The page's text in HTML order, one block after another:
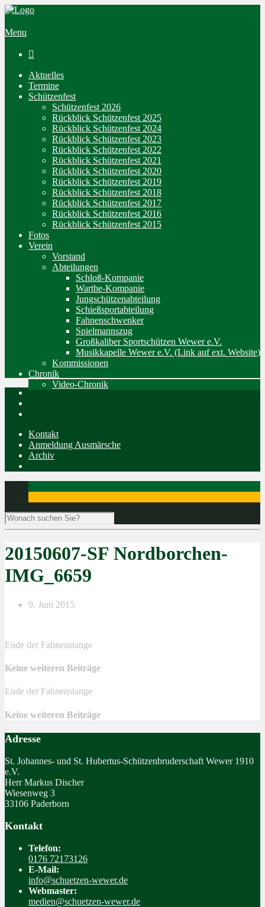
Menu

Aktuelles
Termine
Schützenfest
Schützenfest 2026
Rückblick Schützenfest 2025
Rückblick Schützenfest 2024
Rückblick Schützenfest 2023
Rückblick Schützenfest 2022
Rückblick Schützenfest 2021
Rückblick Schützenfest 2020
Rückblick Schützenfest 2019
Rückblick Schützenfest 2018
Rückblick Schützenfest 2017
Rückblick Schützenfest 2016
Rückblick Schützenfest 2015
Fotos
Verein
Vorstand
Abteilungen
Schloß-Kompanie
Warthe-Kompanie
Jungschützenabteilung
Schießsportabteilung
Fahnenschwenker
Spielmannszug
Großkaliber Sportschützen Wewer e.V.
Musikkapelle Wewer e.V. (Link auf ext. Website)
Kommissionen
Chronik
Video-Chronik
Kontakt
Anmeldung Ausmärsche
Archiv
20150607-SF Nordborchen-
IMG_6659
9. Juni 2015
Ende der Fahnenstange
Keine weiteren Beiträge
Ende der Fahnenstange
Keine weiteren Beiträge
Adresse
St. Johannes- und St. Hubertus-Schützenbruderschaft Wewer 1910
e.V.
Herr Markus Discher
Wiesenweg 3
33106 Paderborn
Kontakt
Telefon:
0176 72173126
E-Mail:
info@schuetzen-wewer.de
Webmaster:
medien@schuetzen-wewer.de